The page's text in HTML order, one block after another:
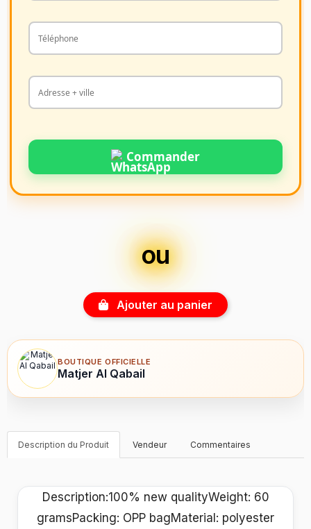
Commander
ou
Ajouter au panier
BOUTIQUE OFFICIELLE
Matjer Al Qabail
Description du Produit Vendeur Commentaires
Description:100% new qualityWeight: 60
gramsPacking: OPP bagMaterial: polyester